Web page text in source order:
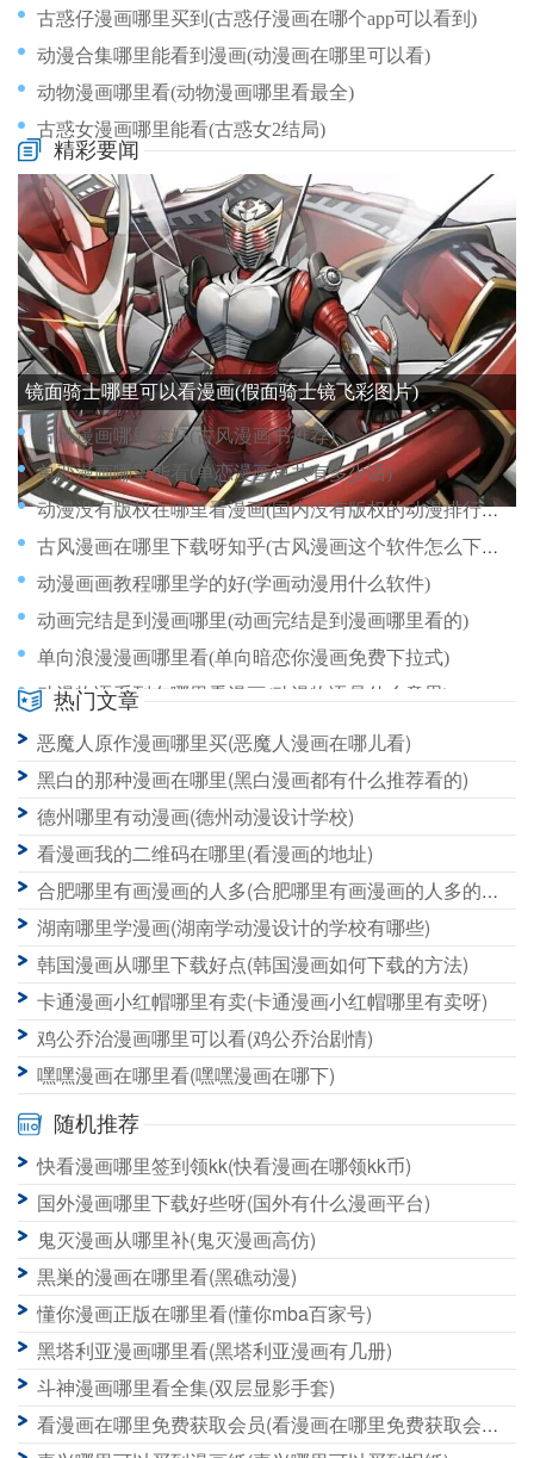
古惑仔漫画哪里买到(古惑仔漫画在哪个app可以看到)
动漫合集哪里能看到漫画(动漫画在哪里可以看)
动物漫画哪里看(动物漫画哪里看最全)
古惑女漫画哪里能看(古惑女2结局)
单恋漫画可以在哪里看(单恋漫画总共有多少话)
古早漫画哪里能看(古早的漫画画风)
动漫漫画哪里看免费(动漫在哪里看免费)
古风漫画官网在哪里看漫画(古风漫画官方网站网址)
精彩要闻
镜面骑士哪里可以看漫画(假面骑士镜飞彩图片)
古风漫画哪里本好(古风漫画书推荐)
单恋漫画哪里能看(单恋漫画总共有多少话)
动漫没有版权在哪里看漫画(国内没有版权的动漫排行榜)
古风漫画在哪里下载呀知乎(古风漫画这个软件怎么下载)
动漫画画教程哪里学的好(学画动漫用什么软件)
动画完结是到漫画哪里(动画完结是到漫画哪里看的)
单向浪漫漫画哪里看(单向暗恋你漫画免费下拉式)
动漫物语系列在哪里看漫画(动漫物语是什么意思)
古风漫画官网在哪里下载(古风漫画正版下载app)
古风漫画推荐在哪里看(古风漫画哪些好看)
热门文章
恶魔人原作漫画哪里买(恶魔人漫画在哪儿看)
黑白的那种漫画在哪里(黑白漫画都有什么推荐看的)
德州哪里有动漫画(德州动漫设计学校)
看漫画我的二维码在哪里(看漫画的地址)
合肥哪里有画漫画的人多(合肥哪里有画漫画的人多的地方)
湖南哪里学漫画(湖南学动漫设计的学校有哪些)
韩国漫画从哪里下载好点(韩国漫画如何下载的方法)
卡通漫画小红帽哪里有卖(卡通漫画小红帽哪里有卖呀)
鸡公乔治漫画哪里可以看(鸡公乔治剧情)
嘿嘿漫画在哪里看(嘿嘿漫画在哪下)
随机推荐
快看漫画哪里签到领kk(快看漫画在哪领kk币)
国外漫画哪里下载好些呀(国外有什么漫画平台)
鬼灭漫画从哪里补(鬼灭漫画高仿)
黒巣的漫画在哪里看(黑礁动漫)
懂你漫画正版在哪里看(懂你mba百家号)
黑塔利亚漫画哪里看(黑塔利亚漫画有几册)
斗神漫画哪里看全集(双层显影手套)
看漫画在哪里免费获取会员(看漫画在哪里免费获取会员啊)